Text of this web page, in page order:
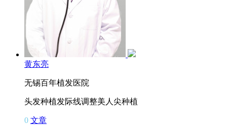
黄东亮
无锡百年植发医院
头发种植发际线调整美人尖种植
0 文章